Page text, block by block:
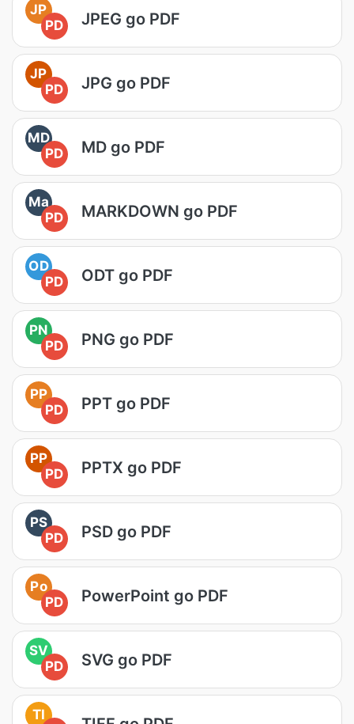
JP
PD
JPEG go PDF
JP
PD
JPG go PDF
MD
PD
MD go PDF
Ma
PD
MARKDOWN go PDF
OD
PD
ODT go PDF
PN
PD
PNG go PDF
PP
PD
PPT go PDF
PP
PD
PPTX go PDF
PS
PD
PSD go PDF
Po
PD
PowerPoint go PDF
SV
PD
SVG go PDF
TI